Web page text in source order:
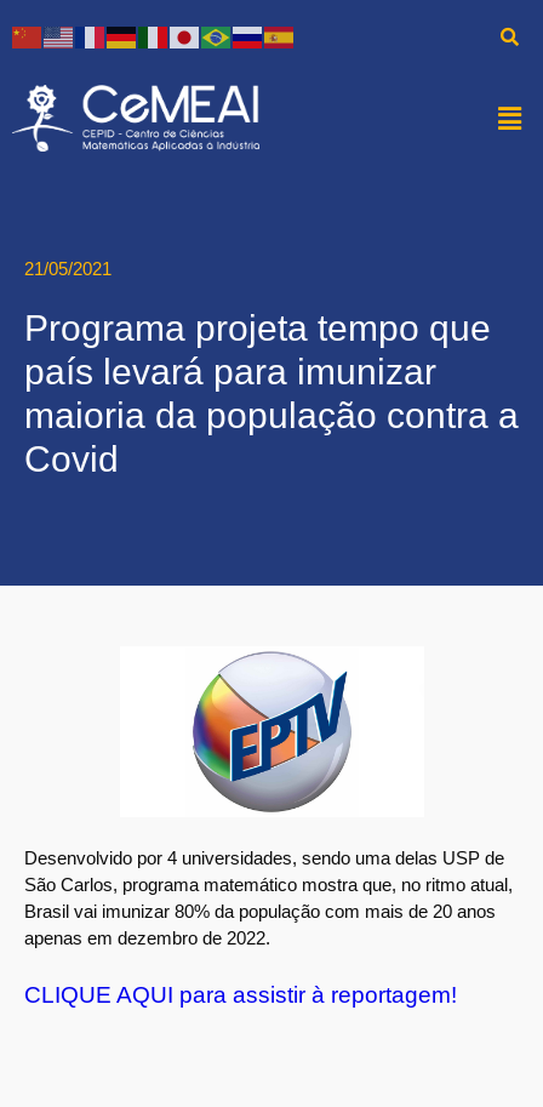
21/05/2021
Programa projeta tempo que
país levará para imunizar
maioria da população contra a
Covid
Desenvolvido por 4 universidades, sendo uma delas USP de
São Carlos, programa matemático mostra que, no ritmo atual,
Brasil vai imunizar 80% da população com mais de 20 anos
apenas em dezembro de 2022.
CLIQUE AQUI para assistir à reportagem!